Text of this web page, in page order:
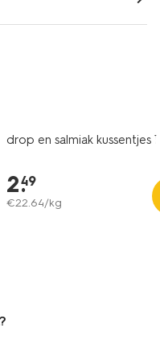
drop en salmiak kussentjes
2.
49
€22.64/kg